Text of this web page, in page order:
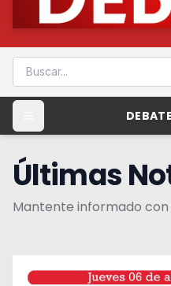
Últimas
Mantente informado